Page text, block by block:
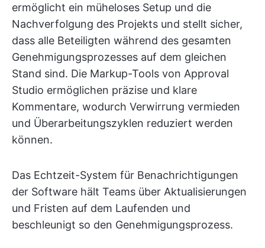
ermöglicht ein müheloses Setup und die
Nachverfolgung des Projekts und stellt sicher,
dass alle Beteiligten während des gesamten
Genehmigungsprozesses auf dem gleichen
Stand sind. Die Markup-Tools von Approval
Studio ermöglichen präzise und klare
Kommentare, wodurch Verwirrung vermieden
und Überarbeitungszyklen reduziert werden
können.
Das Echtzeit-System für Benachrichtigungen
der Software hält Teams über Aktualisierungen
und Fristen auf dem Laufenden und
beschleunigt so den Genehmigungsprozess.